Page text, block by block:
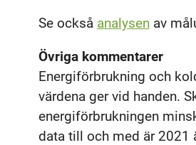
Se också analysenav
Övriga kommentarer
Energiförbrukning och
värdena ger vid handen.
energiförbrukningen
data till och med är 2021